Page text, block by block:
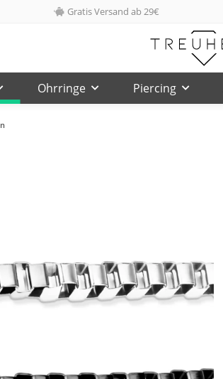
Gratis Versand ab 29€
Ohrringe Piercing